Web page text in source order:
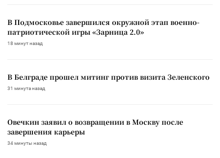
В Подмосковье завершился окружной этап военно-
патриотической игры «Зарница 2.0»
18 минут назад
В Белграде прошел митинг против визита Зеленского
31 минута назад
Овечкин заявил о возвращении в Москву после
завершения карьеры
34 минуты назад